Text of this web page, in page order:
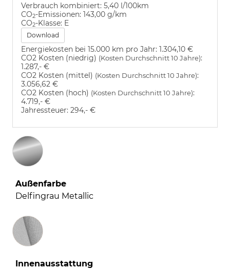
Verbrauch kombiniert: 5,40 l/100km
CO2-Emissionen: 143,00 g/km
CO2-Klasse: E
Download
Energiekosten bei 15.000 km pro Jahr: 1.304,10 €
CO2 Kosten (niedrig) (Kosten Durchschnitt 10 Jahre):
1.287,- €
CO2 Kosten (mittel) (Kosten Durchschnitt 10 Jahre):
3.056,62 €
CO2 Kosten (hoch) (Kosten Durchschnitt 10 Jahre):
4.719,- €
Jahressteuer: 294,- €
Außenfarbe
Delfingrau Metallic
Innenausstattung
Innenausstattung